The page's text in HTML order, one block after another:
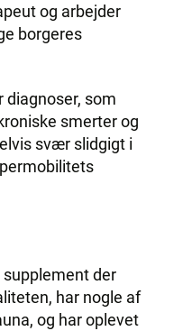
og arbejder
borgeres
diagnoser, som
smerter og
svær slidgigt i
der
har nogle af
og har oplevet